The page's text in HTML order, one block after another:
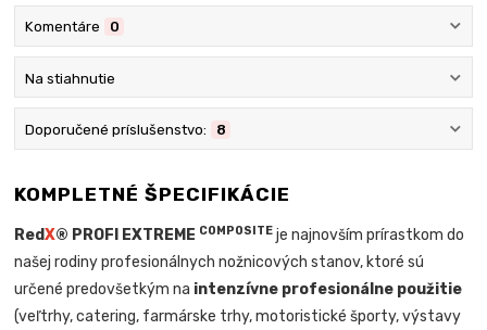
Komentáre 0
Na stiahnutie
Doporučené príslušenstvo: 8
KOMPLETNÉ ŠPECIFIKÁCIE
RedX® PROFI EXTREME COMPOSITE je najnovším prírastkom do
našej rodiny profesionálnych nožnicových stanov, ktoré sú
určené predovšetkým na intenzívne profesionálne použitie
(veľtrhy, catering, farmárske trhy, motoristické športy, výstavy